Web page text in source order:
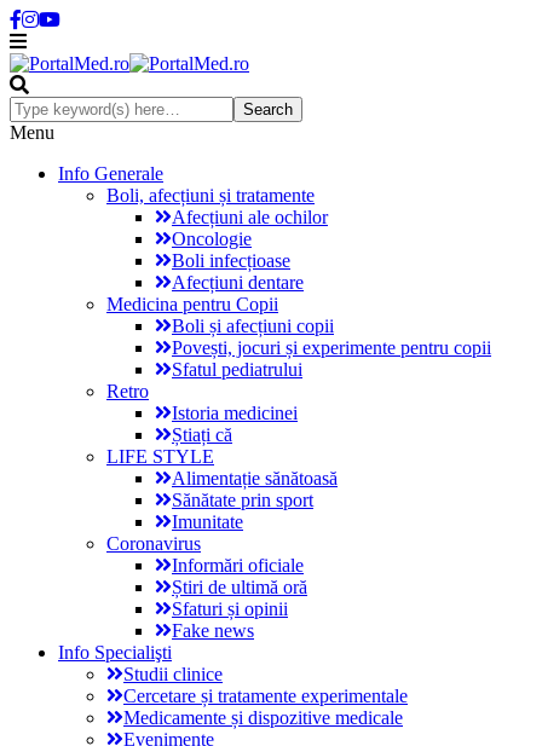
Menu
Info Generale
Boli, afecțiuni și tratamente
Afecțiuni ale ochilor
Oncologie
Boli infecțioase
Afecțiuni dentare
Medicina pentru Copii
Boli și afecțiuni copii
Povești, jocuri și experimente pentru copii
Sfatul pediatrului
Retro
Istoria medicinei
Știați că
LIFE STYLE
Alimentație sănătoasă
Sănătate prin sport
Imunitate
Coronavirus
Informări oficiale
Știri de ultimă oră
Sfaturi și opinii
Fake news
Info Specialişti
Studii clinice
Cercetare și tratamente experimentale
Medicamente și dispozitive medicale
Evenimente